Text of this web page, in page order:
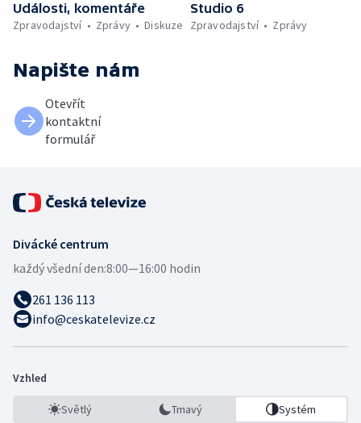
Události, komentáře
Zpravodajství
Zprávy Diskuze
Studio 6
Zpravodajství
Zprávy
Napište nám
Otevřít
kontaktní
formulář
Divácké centrum
každý všední den:8:00—16:00 hodin
261 136 113
info@ceskatelevize.cz
Vzhled
Světlý Tmavý Systém